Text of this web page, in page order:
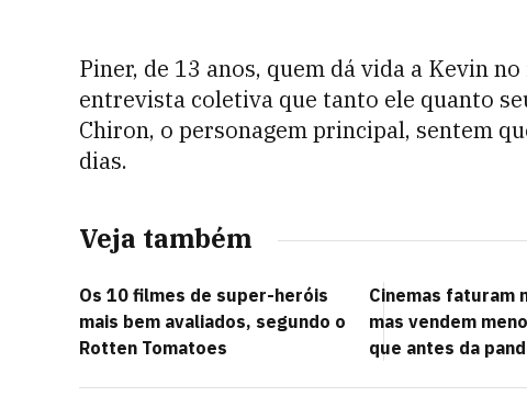
Piner, de 13 anos, quem dá vida a Kevin
entrevista coletiva que tanto ele quanto
Chiron, o personagem principal, sentem
dias.
Veja também
Os 10 filmes de super-heróis
mais bem avaliados, segundo o
Rotten Tomatoes
Cinemas faturam
mas vendem
que antes da